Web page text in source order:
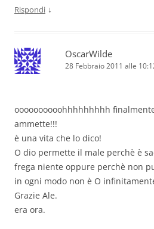
Rispondi ↓
OscarWilde
28 Febbraio 2011 alle
oooooooooohhhhhhhhh
ammette!!!
è una vita che lo dico!
O dio permette il male perchè è
frega niente oppure perchè non
in ogni modo non è O
Grazie Ale.
era ora.